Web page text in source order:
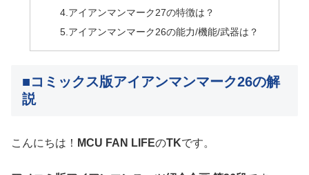
4.アイアンマンマーク27の特徴は？
5.アイアンマンマーク26の能力/機能/武器は？
■コミックス版アイアンマンマーク26の解
説
こんにちは！ MCU FAN LIFEのTKです。